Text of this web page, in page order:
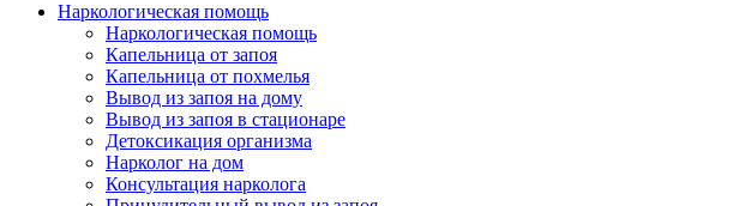
Наркологическая помощь
Наркологическая помощь
Капельница от запоя
Капельница от похмелья
Вывод из запоя на дому
Вывод из запоя в стационаре
Детоксикация организма
Нарколог на дом
Консультация нарколога